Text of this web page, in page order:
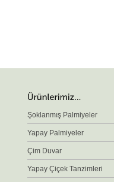
Şoklanmış Palmiyeler
Yapay Palmiyeler
Çim Duvar
Yapay Çiçek Tanzimleri